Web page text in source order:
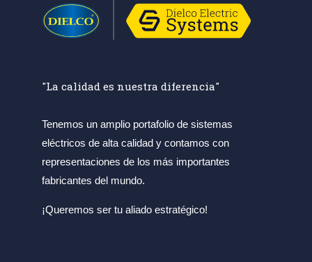
"La calidad es nuestra diferencia"
Tenemos un amplio portafolio de sistemas
eléctricos de alta calidad y contamos con
representaciones de los más importantes
fabricantes del mundo.
¡Queremos ser tu aliado estratégico!